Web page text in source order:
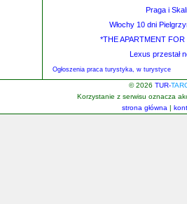
Praga i
Włochy 10 dni
*THE APARTMENT
Lexus przestał
Ogłoszenia praca turystyka, w turystyce
© 2026 TUR-
Korzystanie z serwisu oznacza
strona główna |